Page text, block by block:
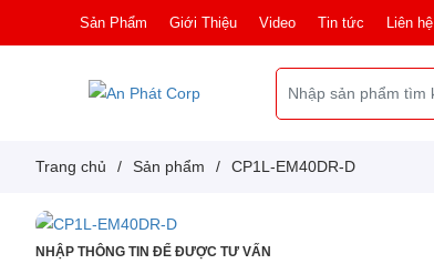
Sản Phẩm Giới Thiệu Video Tin tức Liên hệ
Trang chủ / Sản phẩm / CP1L-EM40DR-D
NHẬP THÔNG TIN ĐỂ ĐƯỢC TƯ VẤN